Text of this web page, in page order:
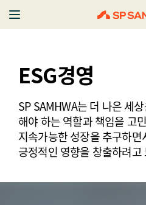
ESG경영
SP SAMHWA는 더 나은 세
해야 하는 역할과 책임을 고
지속가능한 성장을 추구하면
긍정적인 영향을 창출하려고